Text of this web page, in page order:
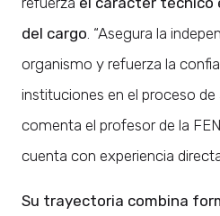
del cargo . “Asegura la
organismo y refuerza la
instituciones en el proceso de
comenta el profesor de la
cuenta con experiencia
Su trayectoria combina